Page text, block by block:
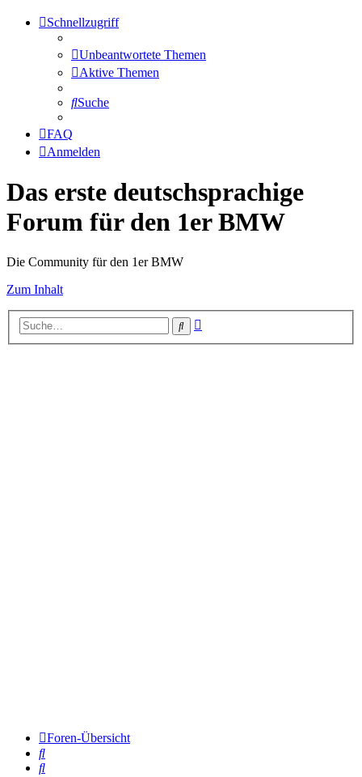
Schnellzugriff
Unbeantwortete Themen
Aktive Themen
Suche
FAQ
Anmelden
Das erste deutschsprachige
Forum für den 1er BMW
Die Community für den 1er BMW
Zum Inhalt
Suche
Foren-Übersicht
Suche
Suche